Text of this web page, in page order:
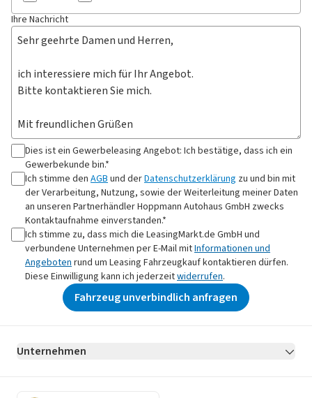
Ihre Nachricht
Dies ist ein Gewerbeleasing Angebot: Ich bestätige, dass ich ein
Gewerbekunde bin.*
Ich stimme den AGBund derDatenschutzerklärung zu und bin mit
der Verarbeitung, Nutzung, sowie der Weiterleitung meiner Daten
an unseren Partnerhändler Hoppmann Autohaus GmbH zwecks
Kontaktaufnahme einverstanden.*
Ich stimme zu, dass mich die LeasingMarkt.de GmbH und
verbundene Unternehmen per E-Mail mitInformationen und
Angebotenrund um Leasing Fahrzeugkauf kontaktieren dürfen.
Diese Einwilligung kann ich jederzeitwiderrufen.
Fahrzeug unverbindlich anfragen
Unternehmen